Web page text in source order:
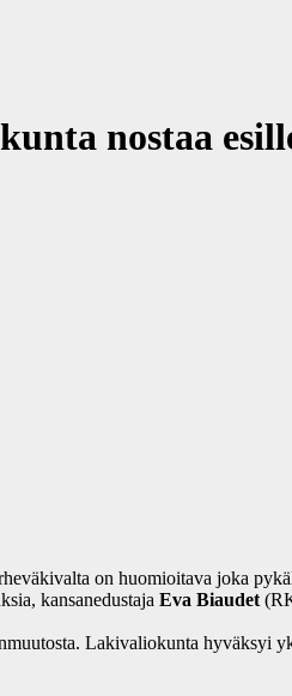
nostaa
on huomioitava joka
kansanedustaja Eva Biaudet
Lakivaliokunta hyväksyi